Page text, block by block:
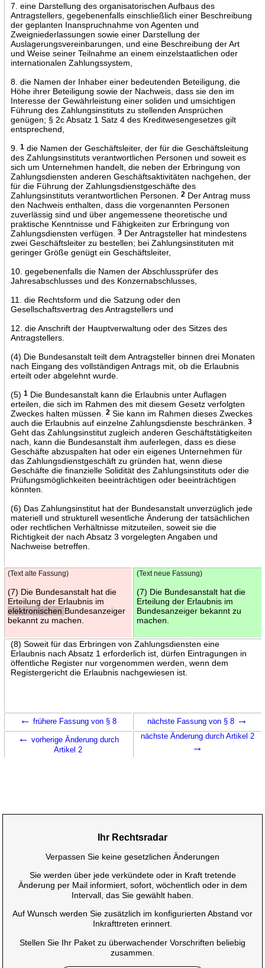
7. eine Darstellung des organisatorischen Aufbaus des
Antragstellers, gegebenenfalls einschließlich einer Beschreibung
der geplanten Inanspruchnahme von Agenten und
Zweigniederlassungen sowie einer Darstellung der
Auslagerungsvereinbarungen, und eine Beschreibung der Art
und Weise seiner Teilnahme an einem einzelstaatlichen oder
internationalen Zahlungssystem,
8. die Namen der Inhaber einer bedeutenden Beteiligung, die
Höhe ihrer Beteiligung sowie der Nachweis, dass sie den im
Interesse der Gewährleistung einer soliden und umsichtigen
Führung des Zahlungsinstituts zu stellenden Ansprüchen
genügen; § 2c Absatz 1 Satz 4 des Kreditwesengesetzes gilt
entsprechend,
9.
1die Namen der Geschäftsleiter, der für die Geschäftsleitung
des Zahlungsinstituts verantwortlichen Personen und soweit es
sich um Unternehmen handelt, die neben der Erbringung von
Zahlungsdiensten anderen Geschäftsaktivitäten nachgehen, der
für die Führung der Zahlungsdienstgeschäfte des
Zahlungsinstituts verantwortlichen Personen.
2Der Antrag muss
den Nachweis enthalten, dass die vorgenannten Personen
zuverlässig sind und über angemessene theoretische und
praktische Kenntnisse und Fähigkeiten zur Erbringung von
Zahlungsdiensten verfügen.
3Der Antragsteller hat mindestens
zwei Geschäftsleiter zu bestellen; bei Zahlungsinstituten mit
geringer Größe genügt ein Geschäftsleiter,
10. gegebenenfalls die Namen der Abschlussprüfer des
Jahresabschlusses und des Konzernabschlusses,
11. die Rechtsform und die Satzung oder den
Gesellschaftsvertrag des Antragstellers und
12. die Anschrift der Hauptverwaltung oder des Sitzes des
Antragstellers.
(4) Die Bundesanstalt teilt dem Antragsteller binnen drei Monaten
nach Eingang des vollständigen Antrags mit, ob die Erlaubnis
erteilt oder abgelehnt wurde.
(5) 1Die Bundesanstalt kann die Erlaubnis unter Auflagen
erteilen, die sich im Rahmen des mit diesem Gesetz verfolgten
Zweckes halten müssen.
2Sie kann im Rahmen dieses Zweckes
auch die Erlaubnis auf einzelne Zahlungsdienste beschränken.
3
Geht das Zahlungsinstitut zugleich anderen Geschäftstätigkeiten
nach, kann die Bundesanstalt ihm auferlegen, dass es diese
Geschäfte abzuspalten hat oder ein eigenes Unternehmen für
das Zahlungsdienstgeschäft zu gründen hat, wenn diese
Geschäfte die finanzielle Solidität des Zahlungsinstituts oder die
Prüfungsmöglichkeiten beeinträchtigen oder beeinträchtigen
könnten.
(6) Das Zahlungsinstitut hat der Bundesanstalt unverzüglich jede
materiell und strukturell wesentliche Änderung der tatsächlichen
oder rechtlichen Verhältnisse mitzuteilen, soweit sie die
Richtigkeit der nach Absatz 3 vorgelegten Angaben und
Nachweise betreffen.
(Text alte Fassung)
(7) Die Bundesanstalt hat die
Erteilung der Erlaubnis im
elektronischen Bundesanzeiger
bekannt zu machen.
(Text neue Fassung)
(7) Die Bundesanstalt hat die
Erteilung der Erlaubnis im
Bundesanzeiger bekannt zu
machen.
(8) Soweit für das Erbringen von Zahlungsdiensten eine
Erlaubnis nach Absatz 1 erforderlich ist, dürfen Eintragungen in
öffentliche Register nur vorgenommen werden, wenn dem
Registergericht die Erlaubnis nachgewiesen ist.
← frühere Fassung von § 8 nächste Fassung von § 8 →
← vorherige Änderung durch
Artikel 2
nächste Änderung durch Artikel 2
→
Ihr Rechtsradar
Verpassen Sie keine gesetzlichen Änderungen
Sie werden über jede verkündete oder in Kraft tretende
Änderung per Mail informiert, sofort, wöchentlich oder in dem
Intervall, das Sie gewählt haben.
Auf Wunsch werden Sie zusätzlich im konfigurierten Abstand vor
Inkrafttreten erinnert.
Stellen Sie Ihr Paket zu überwachender Vorschriften beliebig
zusammen.